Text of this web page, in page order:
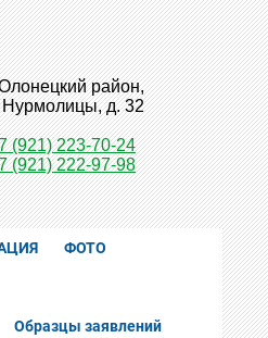
район,
Нурмолицы, д. 32
(921) 223-70-24
(921) 222-97-98
ФОТО
Образцы заявлений